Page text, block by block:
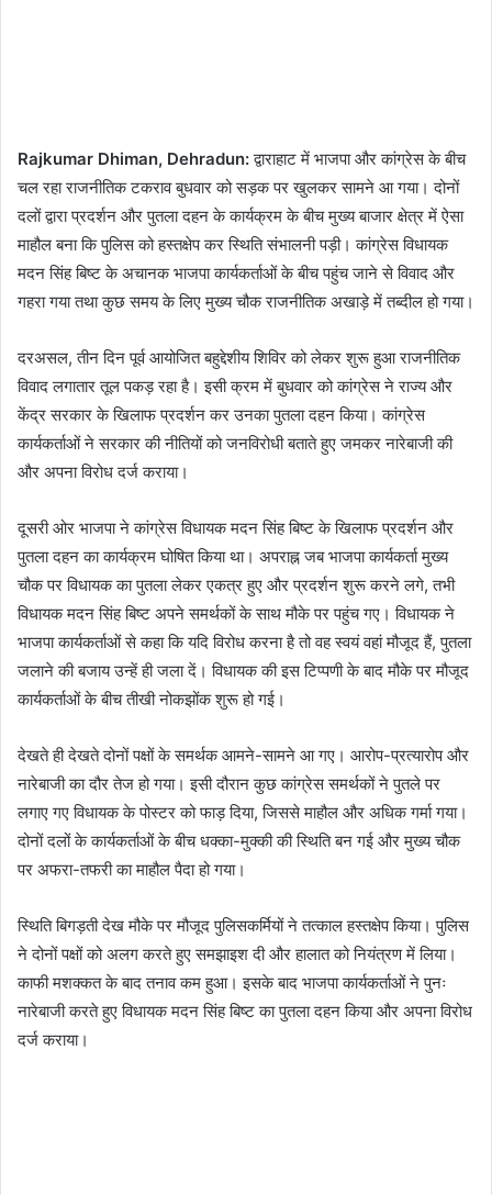
Rajkumar Dhiman, Dehradun:द्वाराहाट में भाजपा और कांग्रेस के बीच
चल रहा राजनीतिक टकराव बुधवार को सड़क पर खुलकर सामने आ गया। दोनों
दलों द्वारा प्रदर्शन और पुतला दहन के कार्यक्रम के बीच मुख्य बाजार क्षेत्र में ऐसा
माहौल बना कि पुलिस को हस्तक्षेप कर स्थिति संभालनी पड़ी। कांग्रेस विधायक
मदन सिंह बिष्ट के अचानक भाजपा कार्यकर्ताओं के बीच पहुंच जाने से विवाद और
गहरा गया तथा कुछ समय के लिए मुख्य चौक राजनीतिक अखाड़े में तब्दील हो गया।
दरअसल, तीन दिन पूर्व आयोजित बहुद्देशीय शिविर को लेकर शुरू हुआ राजनीतिक
विवाद लगातार तूल पकड़ रहा है। इसी क्रम में बुधवार को कांग्रेस ने राज्य और
केंद्र सरकार के खिलाफ प्रदर्शन कर उनका पुतला दहन किया। कांग्रेस
कार्यकर्ताओं ने सरकार की नीतियों को जनविरोधी बताते हुए जमकर नारेबाजी की
और अपना विरोध दर्ज कराया।
दूसरी ओर भाजपा ने कांग्रेस विधायक मदन सिंह बिष्ट के खिलाफ प्रदर्शन और
पुतला दहन का कार्यक्रम घोषित किया था। अपराह्न जब भाजपा कार्यकर्ता मुख्य
चौक पर विधायक का पुतला लेकर एकत्र हुए और प्रदर्शन शुरू करने लगे, तभी
विधायक मदन सिंह बिष्ट अपने समर्थकों के साथ मौके पर पहुंच गए। विधायक ने
भाजपा कार्यकर्ताओं से कहा कि यदि विरोध करना है तो वह स्वयं वहां मौजूद हैं, पुतला
जलाने की बजाय उन्हें ही जला दें। विधायक की इस टिप्पणी के बाद मौके पर मौजूद
कार्यकर्ताओं के बीच तीखी नोकझोंक शुरू हो गई।
देखते ही देखते दोनों पक्षों के समर्थक आमने-सामने आ गए। आरोप-प्रत्यारोप और
नारेबाजी का दौर तेज हो गया। इसी दौरान कुछ कांग्रेस समर्थकों ने पुतले पर
लगाए गए विधायक के पोस्टर को फाड़ दिया, जिससे माहौल और अधिक गर्मा गया।
दोनों दलों के कार्यकर्ताओं के बीच धक्का-मुक्की की स्थिति बन गई और मुख्य चौक
पर अफरा-तफरी का माहौल पैदा हो गया।
स्थिति बिगड़ती देख मौके पर मौजूद पुलिसकर्मियों ने तत्काल हस्तक्षेप किया। पुलिस
ने दोनों पक्षों को अलग करते हुए समझाइश दी और हालात को नियंत्रण में लिया।
काफी मशक्कत के बाद तनाव कम हुआ। इसके बाद भाजपा कार्यकर्ताओं ने पुनः
नारेबाजी करते हुए विधायक मदन सिंह बिष्ट का पुतला दहन किया और अपना विरोध
दर्ज कराया।